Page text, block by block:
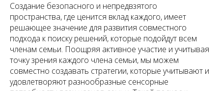
Создание безопасного и непредвзятого
пространства, где ценится вклад каждого, имеет
решающее значение для развития совместного
подхода к поиску решений, которые подойдут всем
членам семьи. Поощряя активное участие и учитывая
точку зрения каждого члена семьи, мы можем
совместно создавать стратегии, которые учитывают и
удовлетворяют разнообразные сенсорные